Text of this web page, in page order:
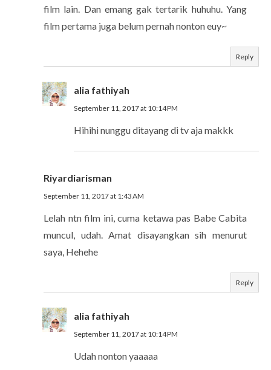
film lain. Dan emang gak tertarik huhuhu. Yang
film pertama juga belum pernah nonton euy~
Reply
alia fathiyah
September 11, 2017 at 10:14 PM
Hihihi nunggu ditayang di tv aja makkk
Riyardiarisman
September 11, 2017 at 1:43 AM
Lelah ntn film ini, cuma ketawa pas Babe Cabita
muncul, udah. Amat disayangkan sih menurut
saya, Hehehe
Reply
alia fathiyah
September 11, 2017 at 10:14 PM
Udah nonton yaaaaa